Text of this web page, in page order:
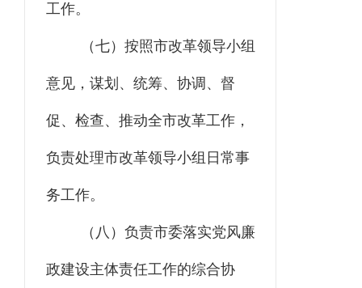
工作。
（七）按照市改革领导小组
意见，谋划、统筹、协调、督
促、检查、推动全市改革工作，
负责处理市改革领导小组日常事
务工作。
（八）负责市委落实党风廉
政建设主体责任工作的综合协